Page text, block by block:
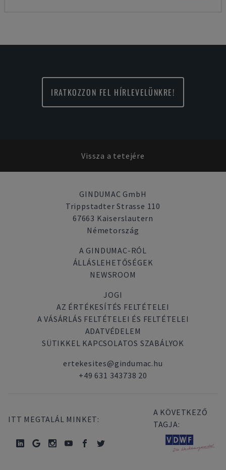
IRATKOZZON FEL HÍRLEVELÜNKRE!
Vissza a tetejére
GINDUMAC GmbH
Trippstadter Strasse 110
67663 Kaiserslautern
Németország
A GINDUMAC-RÓL
ÁLLÁSLEHETŐSÉGEK
NEWSROOM
JOGI
AZ ÉRTÉKESÍTÉS FELTÉTELEI
A VÁSÁRLÁS FELTÉTELEI ÉS FELTÉTELEI
ADATVÉDELEM
SÜTIKKEL KAPCSOLATOS SZABÁLYOK
ertekesites@gindumac.hu
+49 631 343738 20
ITT MEGTALÁL MINKET:
A KÖVETKEZŐ
TAGJA: